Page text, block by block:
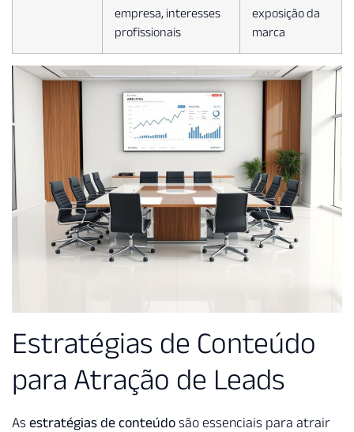
empresa, interesses
profissionais
exposição da
marca
Estratégias de Conteúdo
para Atração de Leads
As estratégias de conteúdo são essenciais para atrair